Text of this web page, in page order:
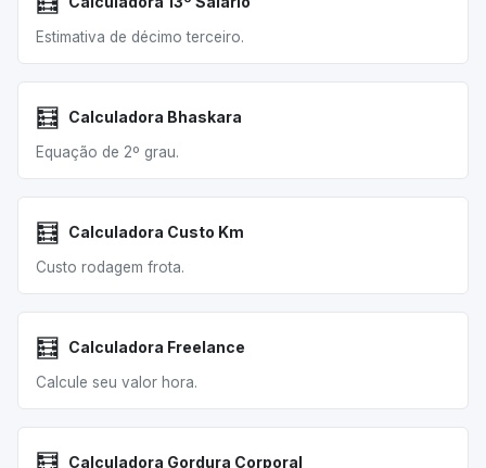
Estimativa de décimo terceiro.
🧮 Calculadora Bhaskara
Equação de 2º grau.
🧮 Calculadora Custo Km
Custo rodagem frota.
🧮 Calculadora Freelance
Calcule seu valor hora.
Calculadora Gordura Corporal